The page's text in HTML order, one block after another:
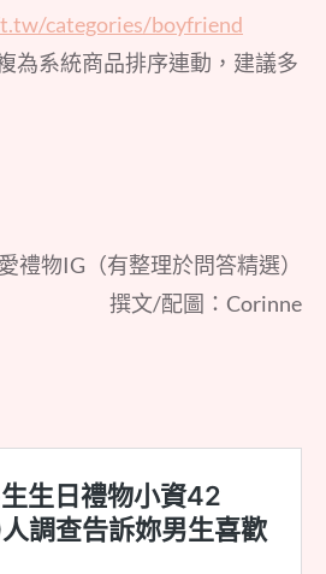
categories/boyfriend
為系統商品排序連動，建議多
禮物IG（有整理於問答精選）
撰文/配圖：Corinne